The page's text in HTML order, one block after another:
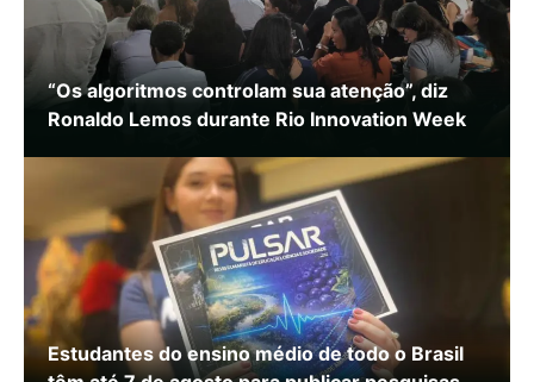
“Os algoritmos controlam sua atenção”, diz
Ronaldo Lemos durante Rio Innovation Week
Estudantes do ensino médio de todo o Brasil